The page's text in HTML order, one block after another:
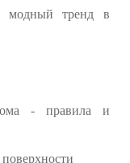
модный тренд в
- правила и